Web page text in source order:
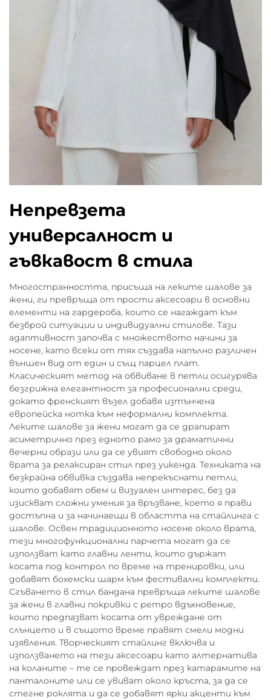
Непревзета
универсалност и
гъвкавост в стила
Многостранността, присъща на леките шалове за
жени, ги превръща от прости аксесоари в основни
елементи на гардероба, които се нагаждат към
безброй ситуации и индивидуални стилове. Тази
адаптивност започва с множеството начини за
носене, като всеки от тях създава напълно различен
външен вид от един и същ парцел плат.
Класическият метод на обвиване в петли осигурява
безгрижна елегантност за професионални среди,
докато френският възел добавя изтънчена
европейска нотка към неформални комплекта.
Леките шалове за жени могат да се драпират
асиметрично през едното рамо за драматични
вечерни образи или да се увият свободно около
врата за релаксиран стил през уикенда. Техниката на
безкрайна обвивка създава непрекъснати петли,
които добавят обем и визуален интерес, без да
изискват сложни умения за връзване, което я прави
достъпна и за начинаещи в областта на стайлинга с
шалове. Освен традиционното носене около врата,
тези многофункционални парчета могат да се
използват като главни ленти, които държат
косата под контрол по време на тренировки, или
добавят бохемски шарм към фестивални комплекти.
Сгъването в стил бандана превръща леките шалове
за жени в главни покривки с ретро вдъхновение,
които предпазват косата от увреждане от
слънцето и в същото време правят смели модни
изявления. Творческият стайлинг включва и
използването на тези аксесоари като алтернатива
на коланите – те се провеждат през катарамите на
панталоните или се увиват около кръста, за да се
стегне роклята и да се добавят ярки акценти към